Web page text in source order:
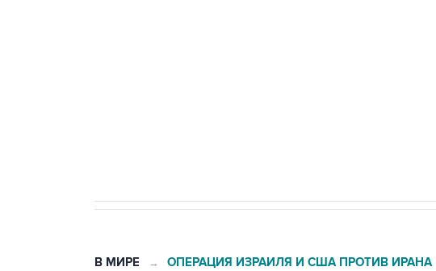
В МИРЕ → ОПЕРАЦИЯ ИЗРАИЛЯ И США ПРОТИВ ИРАНА